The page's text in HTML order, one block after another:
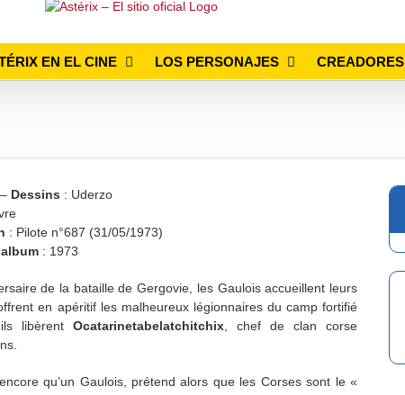
EN EL CINE LOS PERSONAJES CREADORES
Dessins : Uderzo
: Pilote n°687 (31/05/1973)
: 1973
de la bataille de Gergovie, les Gaulois accueillent leurs
en apéritif les malheureux légionnaires du camp fortifié
ils libèrentOcatarinetabelatchitchix , chef de clan corse
qu’un Gaulois, prétend alors que les Corses sont le «